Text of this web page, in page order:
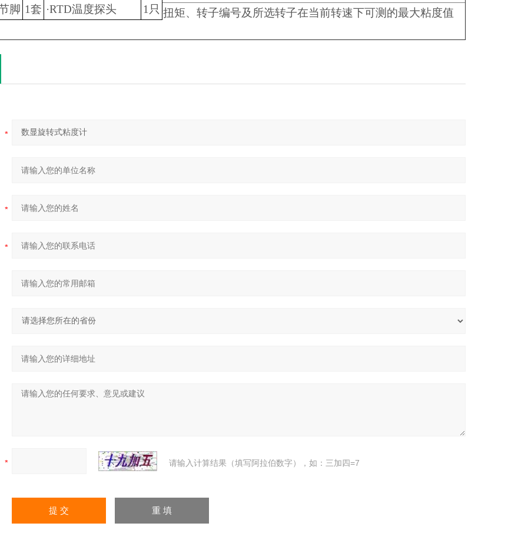
显示粘度、转速、温度、百分计扭矩、转子编号及所选转子在当前转速下可测的最大粘度值
脚 1套 ·RTD温度探头 1只
请输入计算结果（填写阿拉伯数字），如：三加四=7